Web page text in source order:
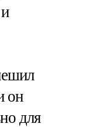
он
для